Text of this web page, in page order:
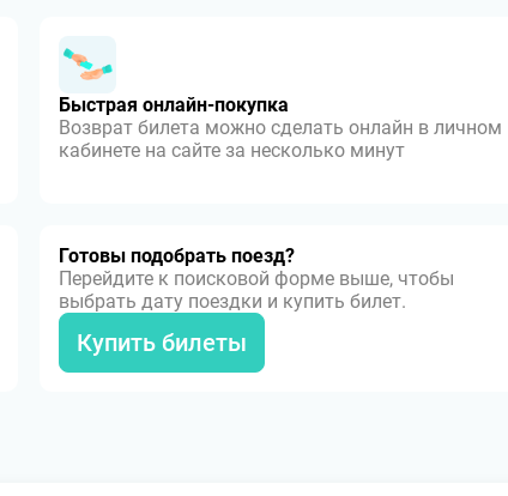
Быстрая онлайн-покупка
Возврат билета можно сделать онлайн в личном
кабинете на сайте за несколько минут
Готовы подобрать поезд?
Перейдите к поисковой форме выше, чтобы
выбрать дату поездки и купить билет.
Купить билеты